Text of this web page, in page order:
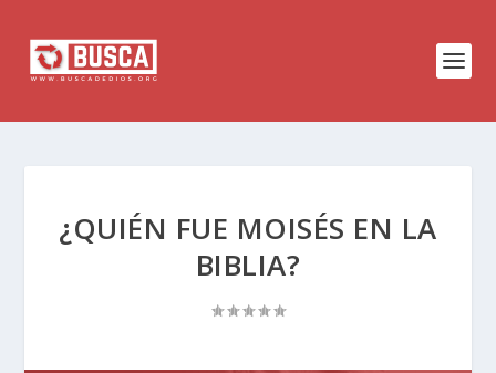
¿QUIÉN FUE MOISÉS EN LA
BIBLIA?